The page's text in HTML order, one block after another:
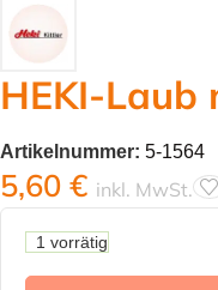
HEKI-Laub
Artikelnummer: 5-1564
5,60 € inkl. MwSt.
1 vorrätig